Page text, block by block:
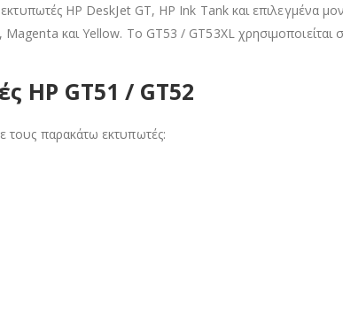
εκτυπωτές HP DeskJet GT, HP Ink Tank και επιλεγμένα
και Yellow. Το GT53 / GT53XL
HP GT51 / GT52
τους παρακάτω εκτυπωτές: